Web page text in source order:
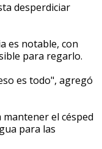
desperdiciar
es notable, con
para regarlo.
es todo", agregó
el césped
para las